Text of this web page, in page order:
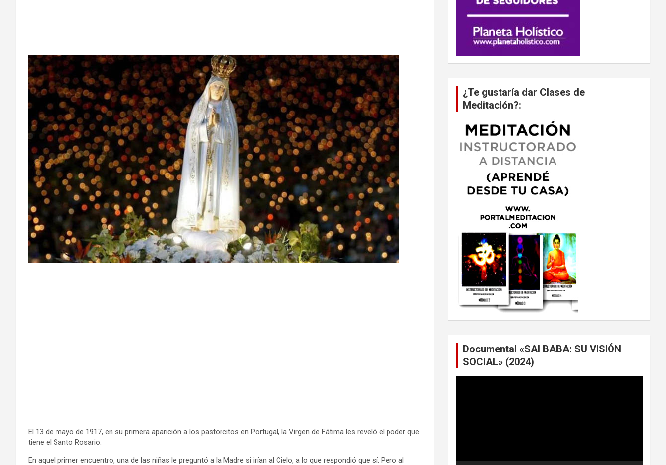
El 13 de mayo de 1917, en su primera aparición a los pastorcitos en Portugal, la Virgen de Fátima les reveló el poder que
tiene el Santo Rosario.
En aquel primer encuentro, una de las niñas le preguntó a la Madre si irían al Cielo, a lo que respondió que sí. Pero al
¿Te gustaría dar Clases de
Meditación?:
Documental «SAI BABA: SU VISIÓN
SOCIAL» (2024)